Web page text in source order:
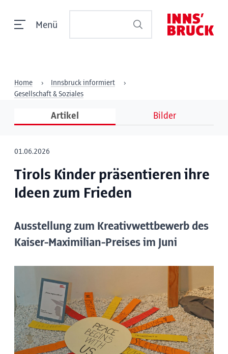
Menü
Home
Innsbruck informiert
Gesellschaft & Soziales
Artikel Bilder
01.06.2026
Tirols Kinder präsentieren ihre
Ideen zum Frieden
Ausstellung zum Kreativwettbewerb des
Kaiser-Maximilian-Preises im Juni